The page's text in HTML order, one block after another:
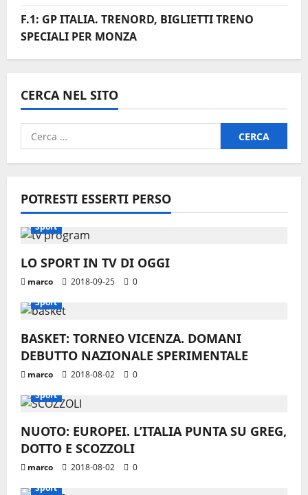
F.1: GP ITALIA. TRENORD, BIGLIETTI TRENO
SPECIALI PER MONZA
CERCA NEL SITO
Ricerca
per:
POTRESTI ESSERTI PERSO
Sport
LO SPORT IN TV DI OGGI
marco 2018-09-25
0
Sport
BASKET: TORNEO VICENZA. DOMANI
DEBUTTO NAZIONALE SPERIMENTALE
marco 2018-08-02
0
Sport
NUOTO: EUROPEI. L’ITALIA PUNTA SU GREG,
DOTTO E SCOZZOLI
marco 2018-08-02
0
Sport